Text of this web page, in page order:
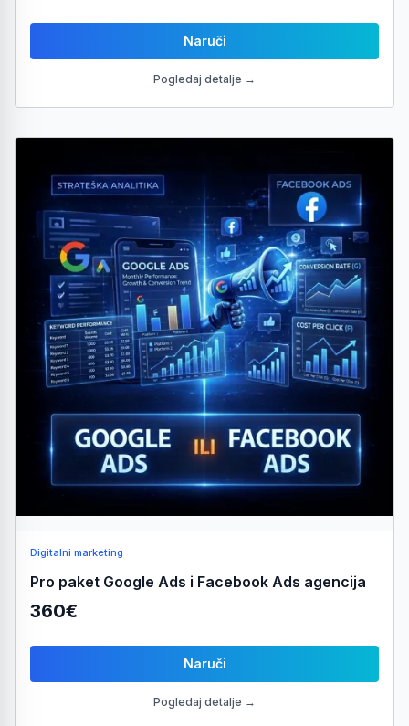
Naruči
Pogledaj detalje →
Digitalni marketing
Pro paket Google Ads i Facebook Ads agencija
360€
Naruči
Pogledaj detalje →